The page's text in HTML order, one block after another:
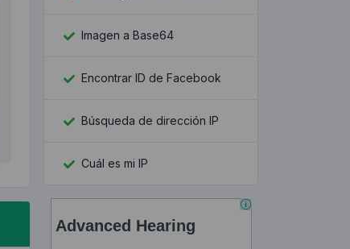
Imagen a Base64
Encontrar ID de Facebook
Búsqueda de dirección IP
Cuál es mi IP